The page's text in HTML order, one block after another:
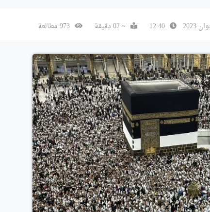
12:40 ~ 02 دقيقة 973 مطالعة